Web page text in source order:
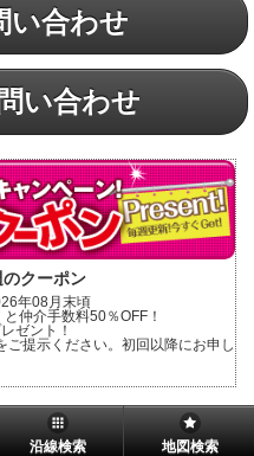
い合わせ
い合わせ
クーポン
年08月末頃
仲介手数料50％OFF！
ゼント！
提示ください。初回以降にお申し
沿線検索 地図検索